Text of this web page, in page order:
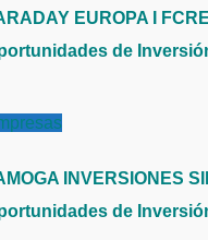
EUROPA I
de
INVERSIONES
de